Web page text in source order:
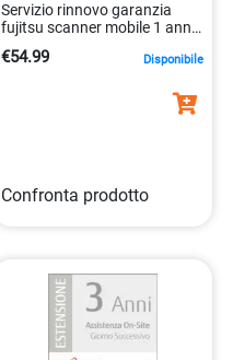
Servizio rinnovo garanzia
fujitsu scanner mobile 1 anno
€54.99 Disponibile
Confronta prodotto